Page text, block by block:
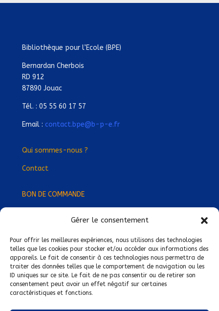
Gérer le consentement
Pour offrir les meilleures expériences, nous utilisons des technologies
telles que les cookies pour stocker et/ou accéder aux informations des
appareils. Le fait de consentir à ces technologies nous permettra de
traiter des données telles que le comportement de navigation ou les
ID uniques sur ce site. Le fait de ne pas consentir ou de retirer son
consentement peut avoir un effet négatif sur certaines
caractéristiques et fonctions.
Bibliothèque pour l’Ecole (BPE)
Bernardan Cherbois
RD 912
87890 Jouac
Tél. : 05 55 60 17 57
Email : contact.bpe@b-p-e.fr
Qui sommes-nous ?
Contact
BON DE COMMANDE
Devenez Délégué·e Régional·e !
Trouvez-nous près de chez vous !
Mentions légales
Conditions générales de vente
Politique de confidentialité